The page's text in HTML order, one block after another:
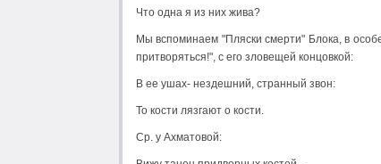
Что одна я из них жива?
Мы вспоминаем "Пляски смерти" Блока, в
притворяться!", с его зловещей концовкой:
В ее ушах- нездешний, странный звон:
То кости лязгают о кости.
Ср. у Ахматовой: